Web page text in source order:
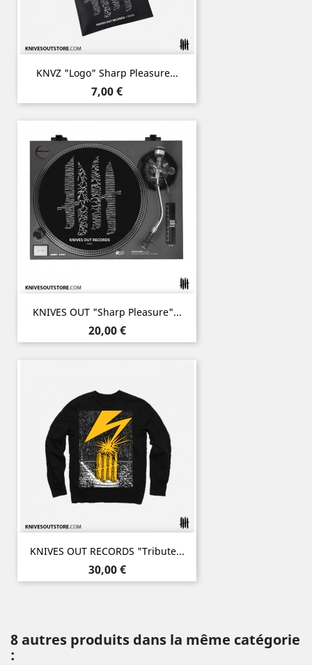
KNVZ "Logo" Sharp Pleasure...
Prix
7,00 €
KNIVES OUT "Sharp Pleasure"...
Prix
20,00 €
KNIVES OUT RECORDS "Tribute...
Prix
30,00 €
8 autres produits dans la même catégorie
: